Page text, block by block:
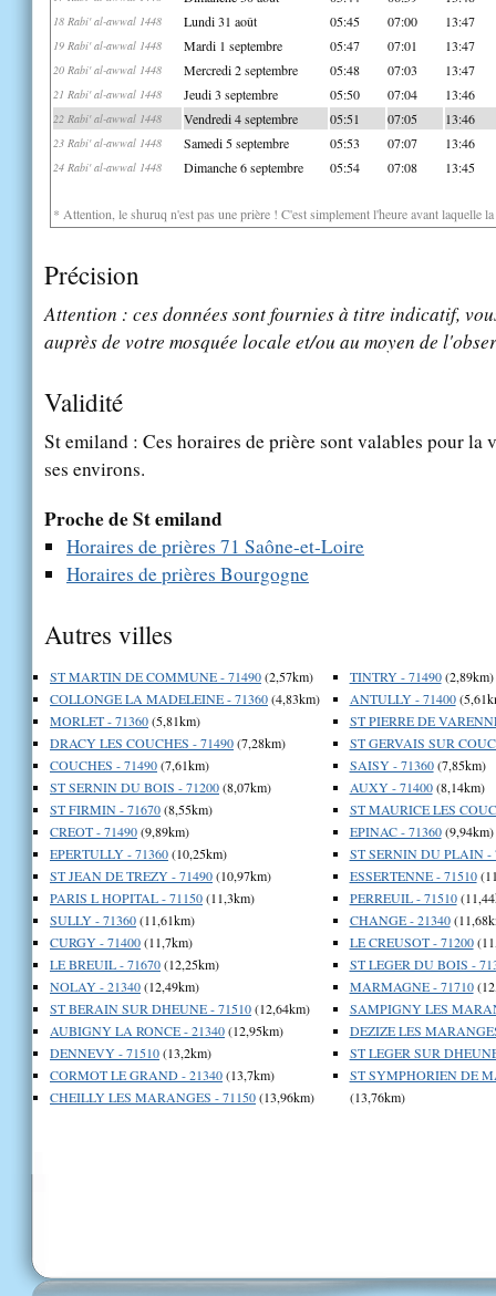
18 Rabi' al-awwal 1448 Lundi 31 août 05:45 07:00 13:47
19 Rabi' al-awwal 1448 Mardi 1 septembre 05:47 07:01 13:47
20 Rabi' al-awwal 1448 Mercredi 2 septembre 05:48 07:03 13:47
21 Rabi' al-awwal 1448 Jeudi 3 septembre 05:50 07:04 13:46
22 Rabi' al-awwal 1448 Vendredi 4 septembre 05:51 07:05 13:46
23 Rabi' al-awwal 1448 Samedi 5 septembre 05:53 07:07 13:46
24 Rabi' al-awwal 1448 Dimanche 6 septembre 05:54 07:08 13:45
* Attention, le shuruq n'est pas une prière ! C'est simplement l'heure avant laquelle
Précision
Attention : ces données sont fournies à titre indicatif,
auprès de votre mosquée locale et/ou au moyen de
Validité
St emiland : Ces horaires de prière sont valables pour la
ses environs.
Proche de St emiland
Horaires de prières 71 Saône-et-Loire
Horaires de prières Bourgogne
Autres villes
ST MARTIN DE COMMUNE - 71490(2,57km)
COLLONGE LA MADELEINE - 71360(4,83km)
MORLET - 71360(5,81km)
DRACY LES COUCHES - 71490(7,28km)
COUCHES - 71490(7,61km)
ST SERNIN DU BOIS - 71200(8,07km)
ST FIRMIN - 71670(8,55km)
CREOT - 71490(9,89km)
EPERTULLY - 71360(10,25km)
ST JEAN DE TREZY - 71490(10,97km)
PARIS L HOPITAL - 71150(11,3km)
SULLY - 71360(11,61km)
CURGY - 71400(11,7km)
LE BREUIL - 71670(12,25km)
NOLAY - 21340(12,49km)
ST BERAIN SUR DHEUNE - 71510(12,64km)
AUBIGNY LA RONCE - 21340(12,95km)
DENNEVY - 71510(13,2km)
CORMOT LE GRAND - 21340(13,7km)
CHEILLY LES MARANGES - 71150(13,96km)
TINTRY - 71490(2,89km)
ANTULLY - 71400
ST PIERRE DE
ST GERVAIS SUR
SAISY - 71360(7,85km)
AUXY - 71400(8,14km)
ST MAURICE LES
EPINAC - 71360(9,94km)
ST SERNIN DU PLAIN -
ESSERTENNE - 71510
PERREUIL - 71510
CHANGE - 21340
LE CREUSOT - 71200
ST LEGER DU BOIS -
MARMAGNE - 71710
SAMPIGNY LES
DEZIZE LES
ST LEGER SUR
ST SYMPHORIEN DE
(13,76km)